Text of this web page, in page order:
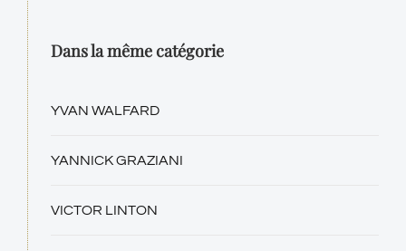
Dans la même catégorie
YVAN WALFARD
YANNICK GRAZIANI
VICTOR LINTON